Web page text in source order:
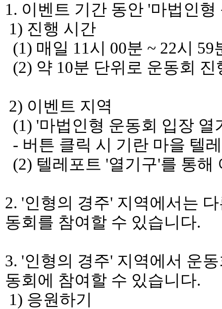
1. 이벤트 기간 동안 '마법인
1) 진행 시간
(1) 매일 11시 00분 ~ 22시 59
(2) 약 10분 단위로 운동회 진
2) 이벤트 지역
(1) '마법인형 운동회 입장
- 버튼 클릭 시 기란 마을 텔
(2) 텔레포트 '열기구'를 통해
2. '인형의 경주' 지역에서는
동회를 참여할 수 있습니다.
3. '인형의 경주' 지역에서 운
동회에 참여할 수 있습니다.
1) 응원하기